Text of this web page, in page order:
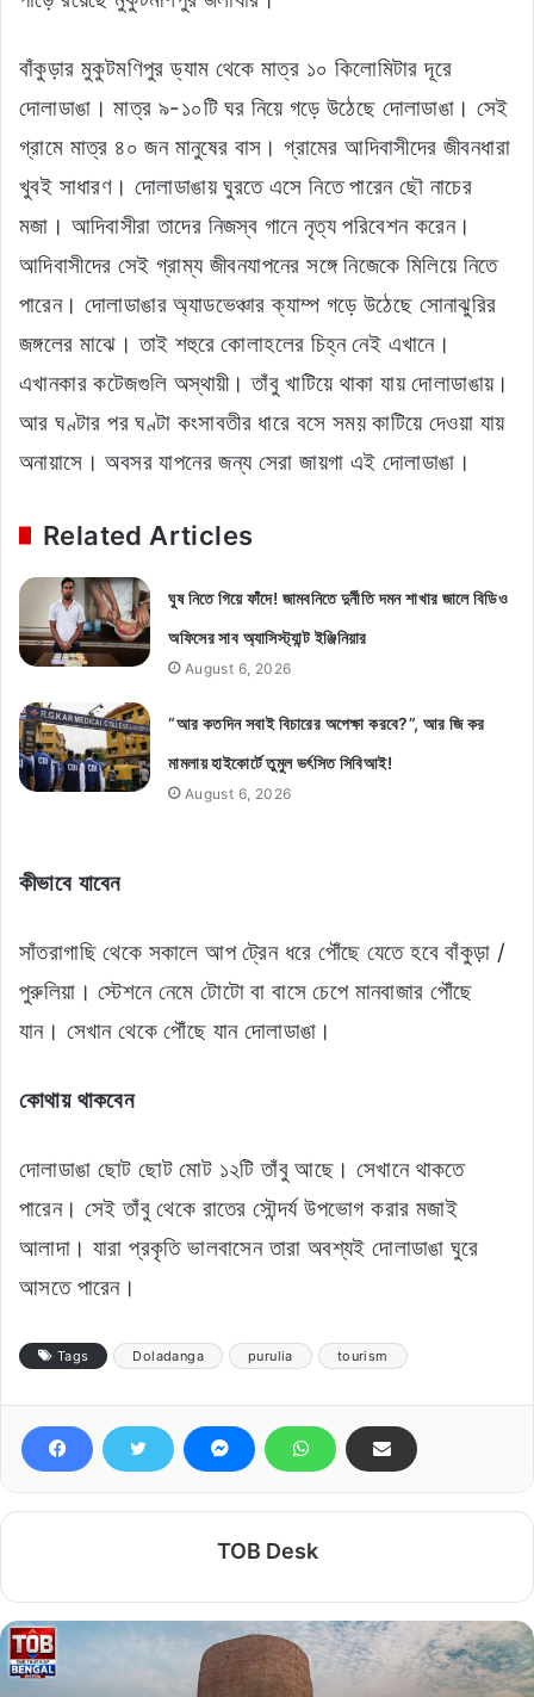
বাঁকুড়ার মুকুটমণিপুর ড্যাম থেকে মাত্র ১০ কিলোমিটার দূরে
দোলাডাঙা। মাত্র ৯-১০টি ঘর নিয়ে গড়ে উঠেছে দোলাডাঙা। সেই
গ্রামে মাত্র ৪০ জন মানুষের বাস। গ্রামের আদিবাসীদের জীবনধারা
খুবই সাধারণ। দোলাডাঙায় ঘুরতে এসে নিতে পারেন ছৌ নাচের
মজা। আদিবাসীরা তাদের নিজস্ব গানে নৃত্য পরিবেশন করেন।
আদিবাসীদের সেই গ্রাম্য জীবনযাপনের সঙ্গে নিজেকে মিলিয়ে নিতে
পারেন। দোলাডাঙার অ্যাডভেঞ্চার ক্যাম্প গড়ে উঠেছে সোনাঝুরির
জঙ্গলের মাঝে। তাই শহুরে কোলাহলের চিহ্ন নেই এখানে।
এখানকার কটেজগুলি অস্থায়ী। তাঁবু খাটিয়ে থাকা যায় দোলাডাঙায়।
আর ঘণ্টার পর ঘণ্টা কংসাবতীর ধারে বসে সময় কাটিয়ে দেওয়া যায়
অনায়াসে। অবসর যাপনের জন্য সেরা জায়গা এই দোলাডাঙা।
Related Articles
ঘুষ নিতে গিয়ে ফাঁদে! জামবনিতে দুর্নীতি দমন শাখার জালে বিডিও
অফিসের সাব অ্যাসিস্ট্যান্ট ইঞ্জিনিয়ার
August 6, 2026
“আর কতদিন সবাই বিচারের অপেক্ষা করবে?”, আর জি কর
মামলায় হাইকোর্টে তুমুল ভর্ৎসিত সিবিআই!
August 6, 2026
কীভাবে যাবেন
সাঁতরাগাছি থেকে সকালে আপ ট্রেন ধরে পৌঁছে যেতে হবে বাঁকুড়া /
পুরুলিয়া। স্টেশনে নেমে টোটো বা বাসে চেপে মানবাজার পৌঁছে
যান। সেখান থেকে পৌঁছে যান দোলাডাঙা।
কোথায় থাকবেন
দোলাডাঙা ছোট ছোট মোট ১২টি তাঁবু আছে। সেখানে থাকতে
পারেন। সেই তাঁবু থেকে রাতের সৌন্দর্য উপভোগ করার মজাই
আলাদা। যারা প্রকৃতি ভালবাসেন তারা অবশ্যই দোলাডাঙা ঘুরে
আসতে পারেন।
Tags Doladanga purulia tourism
TOB Desk